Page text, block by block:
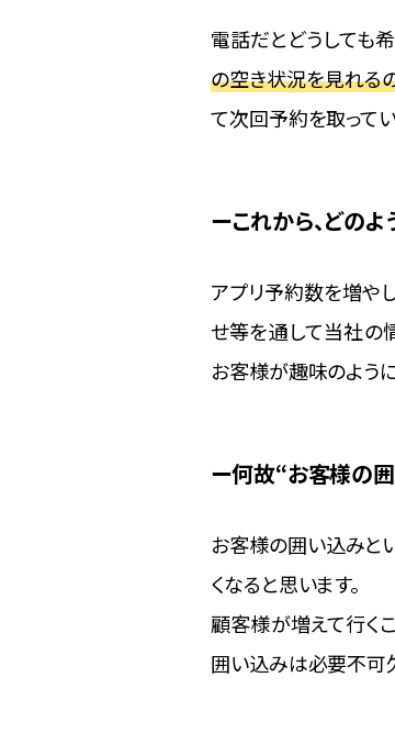
電話だとどうしても
の空き状況を見れる
て次回予約を取ってい
これから、どの
アプリ予約数を増や
せ等を通して当社の
お客様が趣味のよう
何故“お客様の
お客様の囲い込みと
くなると思います。
顧客様が増えて行く
囲い込みは必要不可